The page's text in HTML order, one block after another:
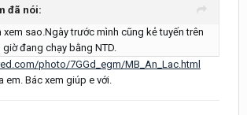
đã nói:
xem sao.Ngày trước mình cũng kẻ tuyến trên
đang chạy bằng NTD.
photo/7GGd_egm/MB_An_Lac.html
em. Bác xem giúp e với.